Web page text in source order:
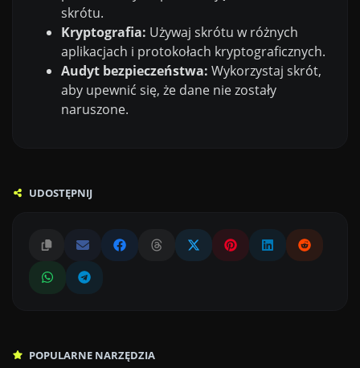
skrótu.
Kryptografia: Używaj skrótu w różnych
aplikacjach i protokołach kryptograficznych.
Audyt bezpieczeństwa: Wykorzystaj skrót,
aby upewnić się, że dane nie zostały
naruszone.
UDOSTĘPNIJ
POPULARNE NARZĘDZIA